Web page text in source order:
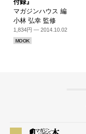
付録』
マガジンハウス 編
小林 弘幸 監修
1,834円 — 2014.10.02
MOOK